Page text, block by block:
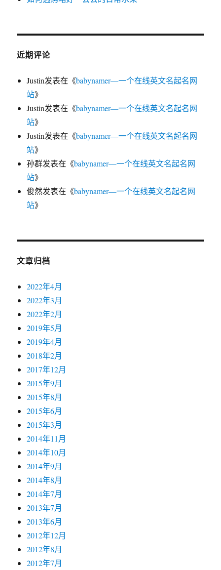
近期评论
Justin发表在《babynamer—一个在线英文名起名网
站》
Justin发表在《babynamer—一个在线英文名起名网
站》
Justin发表在《babynamer—一个在线英文名起名网
站》
孙群发表在《babynamer—一个在线英文名起名网
站》
俊然发表在《babynamer—一个在线英文名起名网
站》
文章归档
2022年4月
2022年3月
2022年2月
2019年5月
2019年4月
2018年2月
2017年12月
2015年9月
2015年8月
2015年6月
2015年3月
2014年11月
2014年10月
2014年9月
2014年8月
2014年7月
2013年7月
2013年6月
2012年12月
2012年8月
2012年7月